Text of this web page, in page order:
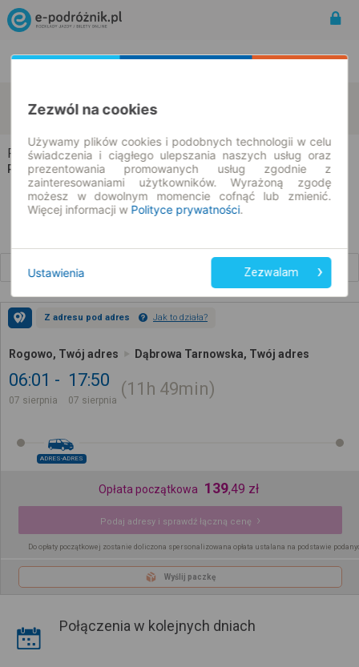
07.08.2026 | -- : --
Rogowo → Dąbrowa Tarnowska
Rozkład jazdy i bilety
Z adresu pod adres Jak to działa?
Rogowo, Twój adres Dąbrowa Tarnowska, Twój adres
06:01
07 sierpnia
17:50
07 sierpnia
11h 49min
ADRES-ADRES
Opłata początkowa 139,49 zł
Podaj adresy i sprawdź łączną cenę
Do opłaty początkowej zostanie doliczona spersonalizowana opłata ustalana na podstawie
Wyślij paczkę
Połączenia w kolejnych dniach
Zezwól na cookies
Używamy plików cookies i podobnych technologii w celu
świadczenia i ciągłego ulepszania naszych usług oraz
prezentowania promowanych usług zgodnie z
zainteresowaniami użytkowników. Wyrażoną zgodę
możesz w dowolnym momencie cofnąć lub zmienić.
Więcej informacji w Polityce prywatności.
Ustawienia Zezwalam